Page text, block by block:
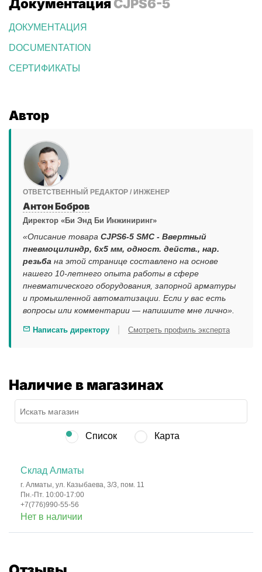
Документация CJPS6-5
ДОКУМЕНТАЦИЯ
DOCUMENTATION
СЕРТИФИКАТЫ
Автор
ОТВЕТСТВЕННЫЙ РЕДАКТОР / ИНЖЕНЕР
Антон Бобров
Директор «Би Энд Би Инжиниринг»
«Описание товара CJPS6-5 SMC - Ввертный
пневмоцилиндр, 6x5 мм, одност. действ., нар.
резьба на этой странице составлено на основе
нашего 10-летнего опыта работы в сфере
пневматического оборудования, запорной арматуры
и промышленной автоматизации. Если у вас есть
вопросы или комментарии — напишите мне лично».
Написать директору Смотреть профиль эксперта
Наличие в магазинах
Список Карта
Склад Алматы
г. Алматы, ул. Казыбаева, 3/3, пом. 11
Пн.-Пт. 10:00-17:00
+7(776)990-55-56
Нет в наличии